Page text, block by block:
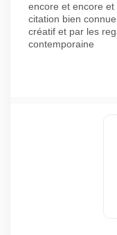
encore et encore
citation bien
créatif et par les
contemporaine